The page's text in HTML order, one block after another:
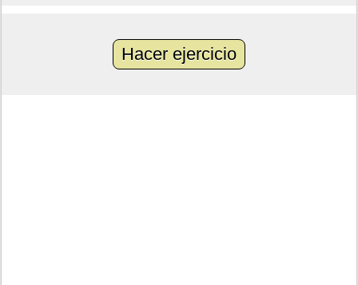
Hacer ejercicio